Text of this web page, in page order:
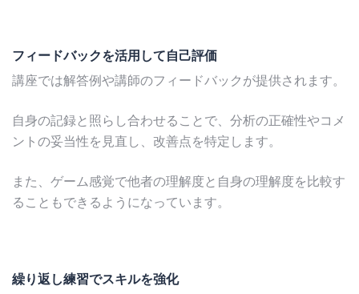
フィードバックを活用して自己評価
講座では解答例や講師のフィードバックが提供されます。
自身の記録と照らし合わせることで、分析の正確性やコメ
ントの妥当性を見直し、改善点を特定します。
また、ゲーム感覚で他者の理解度と自身の理解度を比較す
ることもできるようになっています。
繰り返し練習でスキルを強化